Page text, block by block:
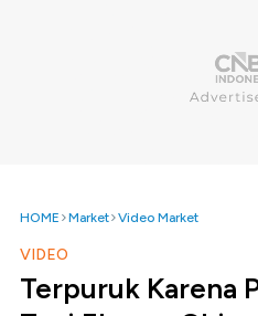
HOME Market Video Market
VIDEO
Terpuruk Karena